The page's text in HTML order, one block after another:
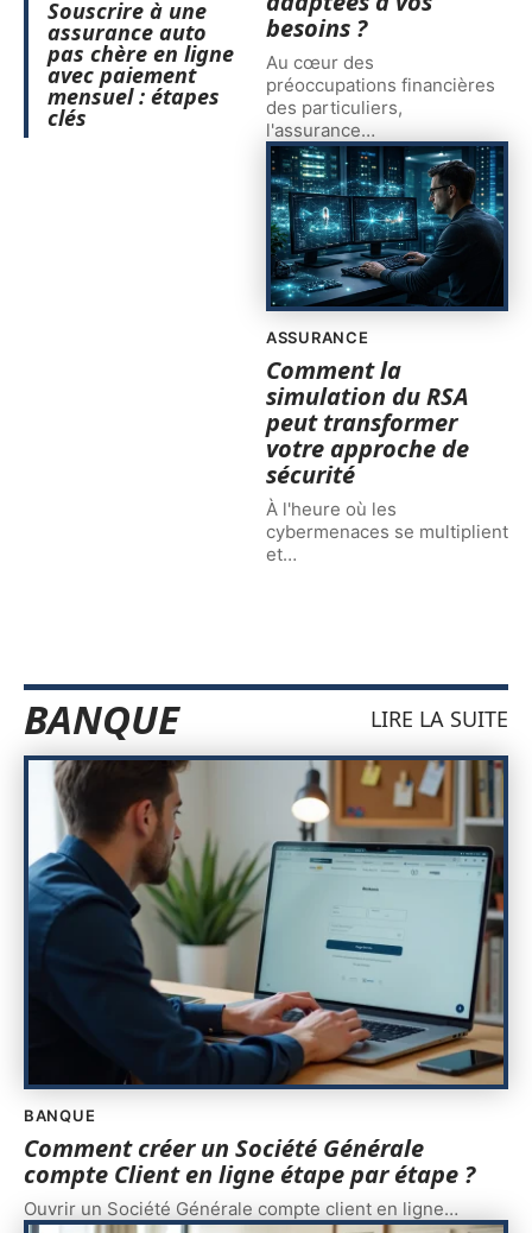
Souscrire à une
assurance auto
pas chère en ligne
avec paiement
mensuel : étapes
clés
besoins ?
Au cœur des
préoccupations financières
des particuliers,
l'assurance…
ASSURANCE
Comment la
simulation du RSA
peut transformer
votre approche de
sécurité
À l'heure où les
cybermenaces se multiplient
et…
BANQUE LIRE LA SUITE
BANQUE
Comment créer un Société Générale
compte Client en ligne étape par étape ?
Ouvrir un Société Générale compte client en ligne…